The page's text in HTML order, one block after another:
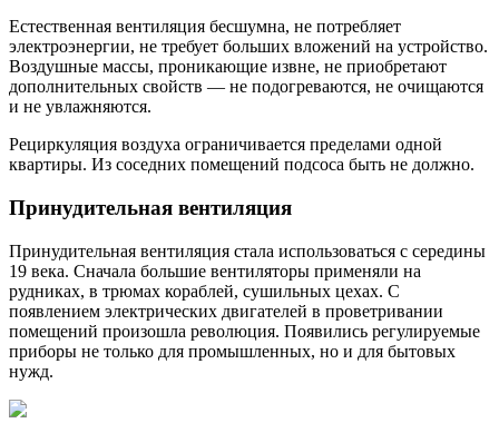
Естественная вентиляция бесшумна, не потребляет
электроэнергии, не требует больших вложений на устройство.
Воздушные массы, проникающие извне, не приобретают
дополнительных свойств — не подогреваются, не очищаются
и не увлажняются.
Рециркуляция воздуха ограничивается пределами одной
квартиры. Из соседних помещений подсоса быть не должно.
Принудительная вентиляция
Принудительная вентиляция стала использоваться с середины
19 века. Сначала большие вентиляторы применяли на
рудниках, в трюмах кораблей, сушильных цехах. С
появлением электрических двигателей в проветривании
помещений произошла революция. Появились регулируемые
приборы не только для промышленных, но и для бытовых
нужд.